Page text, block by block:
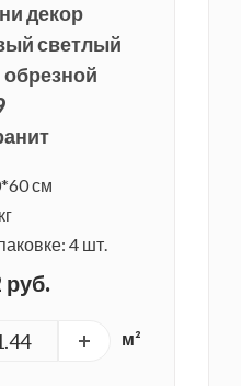
декор
светлый
см
4 шт.
руб.
м²